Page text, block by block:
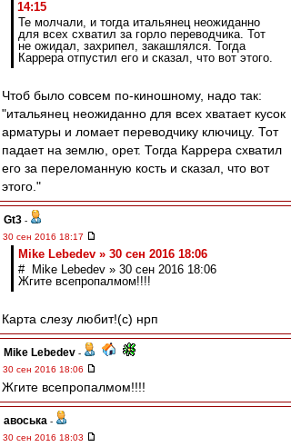
14:15
Те молчали, и тогда итальянец неожиданно
для всех схватил за горло переводчика. Тот
не ожидал, захрипел, закашлялся. Тогда
Каррера отпустил его и сказал, что вот этого.
Чтоб было совсем по-киношному, надо так:
"итальянец неожиданно для всех хватает кусок
арматуры и ломает переводчику ключицу. Тот
падает на землю, орет. Тогда Каррера схватил
его за переломанную кость и сказал, что вот
этого."
Gt3 -
30 сен 2016 18:17
Mike Lebedev » 30 сен 2016 18:06
# Mike Lebedev » 30 сен 2016 18:06
Жгите всепропалмом!!!!
Карта слезу любит!(с) нрп
Mike Lebedev -
30 сен 2016 18:06
Жгите всепропалмом!!!!
авоська -
30 сен 2016 18:03